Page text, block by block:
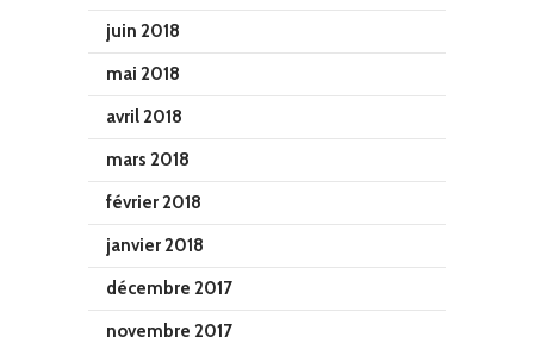
juin 2018
mai 2018
avril 2018
mars 2018
février 2018
janvier 2018
décembre 2017
novembre 2017